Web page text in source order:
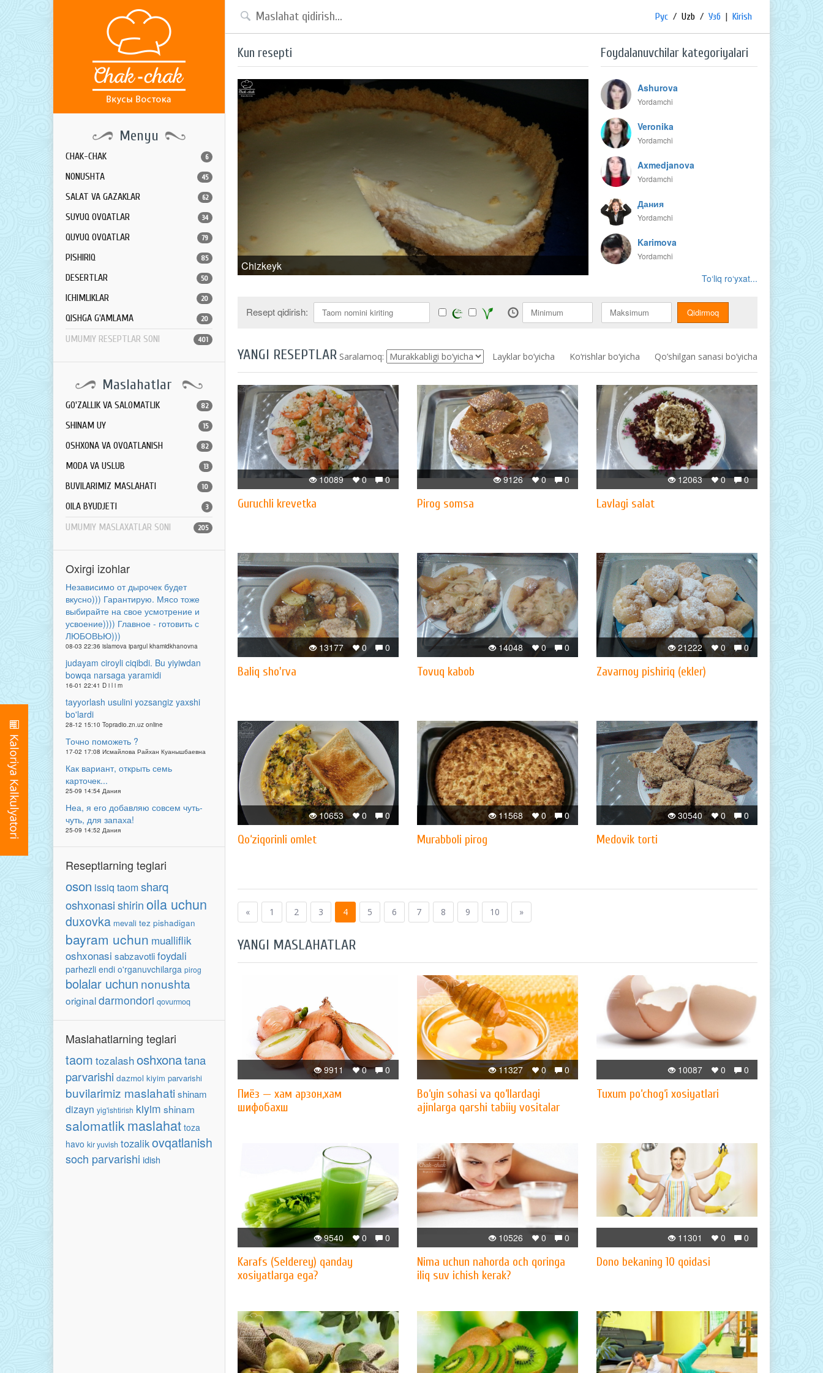
Menyu
CHAK-CHAK 6
NONUSHTA 45
SALAT VA GAZAKLAR 62
SUYUQ OVQATLAR 34
QUYUQ OVQATLAR 79
PISHIRIQ 85
DESERTLAR 50
ICHIMLIKLAR 20
QISHGA G'AMLAMA 20
UMUMIY RESEPTLAR SONI 401
Maslahatlar
GO'ZALLIK VA SALOMATLIK 82
SHINAM UY 15
OSHXONA VA OVQATLANISH 82
MODA VA USLUB 13
BUVILARIMIZ MASLAHATI 10
OILA BYUDJETI 3
UMUMIY MASLAXATLAR SONI 205
Oxirgi izohlar
Независимо от дырочек будет
вкусно))) Гарантирую. Мясо тоже
выбирайте на свое усмотрение и
усвоение)))) Главное - готовить с
ЛЮБОВЬЮ)))
08-03 22:36 islamova ipargul khamidkhanovna
judayam ciroyli ciqibdi. Bu yiyiwdan
bowqa narsaga yaramidi
16-01 22:41 D i l i m
tayyorlash usulini yozsangiz yaxshi
bo'lardi
28-12 15:10 Topradio.zn.uz online
Точно поможеть ?
17-02 17:08 Исмайлова Райхан Куанышбаевна
Как вариант, открыть семь
карточек...
25-09 14:54 Дания
Неа, я его добавляю совсем чуть-
чуть, для запаха!
25-09 14:52 Дания
Reseptlarning teglari
oson issiq taomsharq
oshxonasishirinoila uchun
duxovka mevali tez pishadigan
bayram uchun mualliflik
oshxonasi sabzavotlifoydali
parhezli endi o'rganuvchilarga pirog
bolalar uchun nonushta
originaldarmondori qovurmoq
Maslahatlarning teglari
taom tozalashoshxonatana
parvarishi dazmol kiyim parvarishi
buvilarimiz maslahati shinam
dizayn yig'ishtirish kiyim shinam
salomatlikmaslahat toza
havo kir yuvish tozalikovqatlanish
soch parvarishi idish
Рус / Uzb / Узб | Kirish
Kun resepti
Chizkeyk
Foydalanuvchilar kategoriyalari
Ashurova
Yordamchi
Veronika
Yordamchi
Axmedjanova
Yordamchi
Дания
Yordamchi
Karimova
Yordamchi
To‘liq ro‘yxat...
Resept qidirish:
YANGI RESEPTLAR Saralamoq: Layklar bo’yicha Ko‘rishlar bo‘yicha Qo’shilgan sanasi bo’yicha
0
0
10089
Guruchli krevetka
0
0
9126
Pirog somsa
0
0
12063
Lavlagi salat
0
0
13177
Baliq sho'rva
0
0
14048
Tovuq kabob
0
0
21222
Zavarnoy pishiriq (ekler)
0
0
10653
Qo‘ziqorinli omlet
0
0
11568
Murabboli pirog
0
0
30540
Medovik torti
« 1 2 3 4 5 6 7 8 9 10 »
YANGI MASLAHATLAR
0
0
9911
Пиёз — xам арзон,xам
шифобахш
0
0
11327
Bo‘yin sohasi va qo‘llardagi
ajinlarga qarshi tabiiy vositalar
0
0
10087
Tuxum po‘chog‘i xosiyatlari
0
0
9540
Karafs (Selderey) qanday
xosiyatlarga ega?
0
0
10526
Nima uchun nahorda och qoringa
iliq suv ichish kerak?
0
0
11301
Dono bekaning 10 qoidasi